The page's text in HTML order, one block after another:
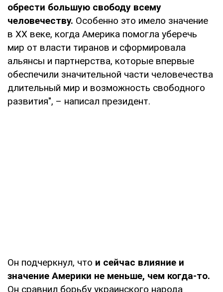
обрести большую свободу всему
человечеству. Особенно это имело значение
в XX веке, когда Америка помогла уберечь
мир от власти тиранов и сформировала
альянсы и партнерства, которые впервые
обеспечили значительной части человечества
длительный мир и возможность свободного
развития", – написал президент.
Он подчеркнул, что и сейчас влияние и
значение Америки не меньше, чем когда-то.
Он сравнил борьбу украинского народа